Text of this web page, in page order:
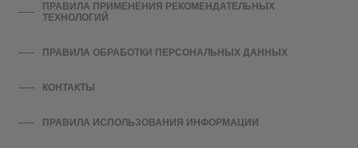
ПРАВИЛА ПРИМЕНЕНИЯ РЕКОМЕНДАТЕЛЬНЫХ
ТЕХНОЛОГИЙ
ПРАВИЛА ОБРАБОТКИ ПЕРСОНАЛЬНЫХ ДАННЫХ
КОНТАКТЫ
ПРАВИЛА ИСПОЛЬЗОВАНИЯ ИНФОРМАЦИИ